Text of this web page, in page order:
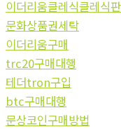
이더리움클레식클레식
문화상품권세탁
이더리움구매
trc20구매대행
테더tron구입
btc구매대행
문상코인구매방법